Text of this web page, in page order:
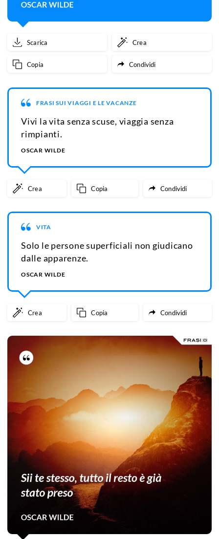
Scarica Crea
Copia Condividi
FRASI SUI VIAGGI E LE VACANZE
Vivi la vita senza scuse, viaggia senza
rimpianti.
OSCAR WILDE
Crea Copia Condividi
VITA
Solo le persone superficiali non giudicano
dalle apparenze.
OSCAR WILDE
Crea Copia Condividi